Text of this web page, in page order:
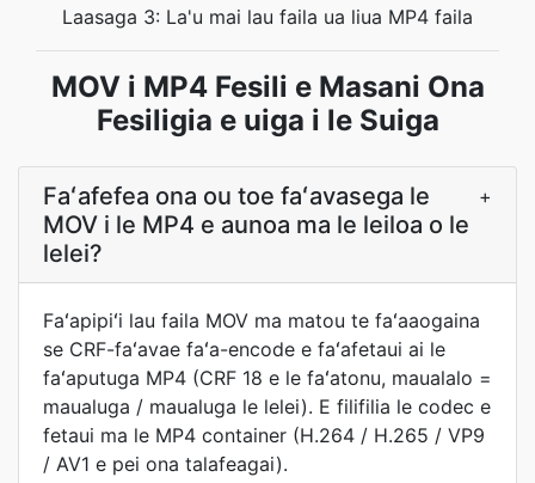
Laasaga 3: La'u mai lau faila ua liua MP4 faila
MOV i MP4 Fesili e Masani Ona
Fesiligia e uiga i le Suiga
Faʻafefea ona ou toe faʻavasega le
MOV i le MP4 e aunoa ma le leiloa o le
lelei?
+
Faʻapipiʻi lau faila MOV ma matou te faʻaaogaina
se CRF-faʻavae faʻa-encode e faʻafetaui ai le
faʻaputuga MP4 (CRF 18 e le faʻatonu, maualalo =
maualuga / maualuga le lelei). E filifilia le codec e
fetaui ma le MP4 container (H.264 / H.265 / VP9
/ AV1 e pei ona talafeagai).